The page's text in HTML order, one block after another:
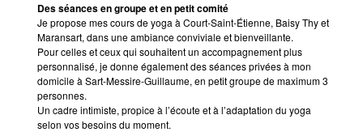
Des séances en groupe et en petit comité
Je propose mes cours de yoga à Court-Saint-Étienne, Baisy Thy et
Maransart, dans une ambiance conviviale et bienveillante.
Pour celles et ceux qui souhaitent un accompagnement plus
personnalisé, je donne également des séances privées à mon
domicile à Sart-Messire-Guillaume, en petit groupe de maximum 3
personnes.
Un cadre intimiste, propice à l’écoute et à l’adaptation du yoga
selon vos besoins du moment.